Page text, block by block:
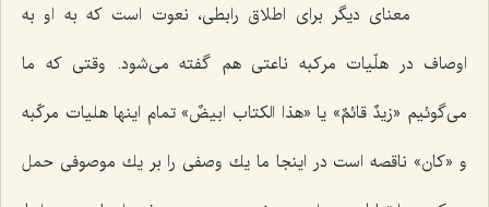
معناى دیگر براى اطلاق رابطى، نعوت است كه به او به
اوصاف در هلّیات مركبه ناعتى هم گفته مى‌شود. وقتى كه ما
مى‌گوئیم «زیدٌ قائمٌ» یا «هذا الكتاب ابیضٌ» تمام اینها هلیات مركّبه
و «كان» ناقصه است در اینجا ما یك وصفى را بر یك موصوفى حمل